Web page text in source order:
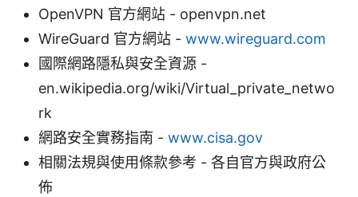
OpenVPN 官方網站 - openvpn.net
WireGuard 官方網站 - www.wireguard.com
國際網路隱私與安全資源 -
en.wikipedia.org/wiki/Virtual_private_netwo
rk
網路安全實務指南 - www.cisa.gov
相關法規與使用條款參考 - 各自官方與政府公
佈